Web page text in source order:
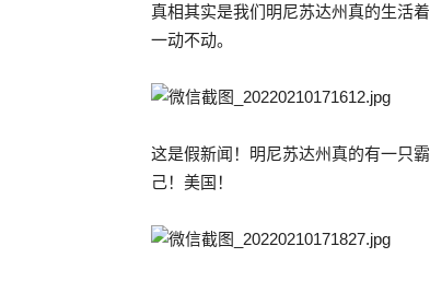
真相其实是我们明尼苏达州真的生活
一动不动。
这是假新闻！明尼苏达州真的有一只
己！美国！